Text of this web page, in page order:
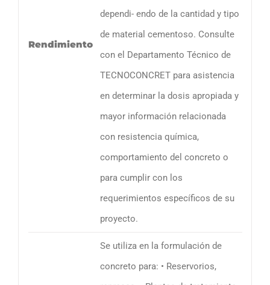
Rendimiento
dependi- endo de la cantidad y tipo
de material cementoso. Consulte
con el Departamento Técnico de
TECNOCONCRET para asistencia
en determinar la dosis apropiada y
mayor información relacionada
con resistencia química,
comportamiento del concreto o
para cumplir con los
requerimientos específicos de su
proyecto.
Se utiliza en la formulación de
concreto para: • Reservorios,